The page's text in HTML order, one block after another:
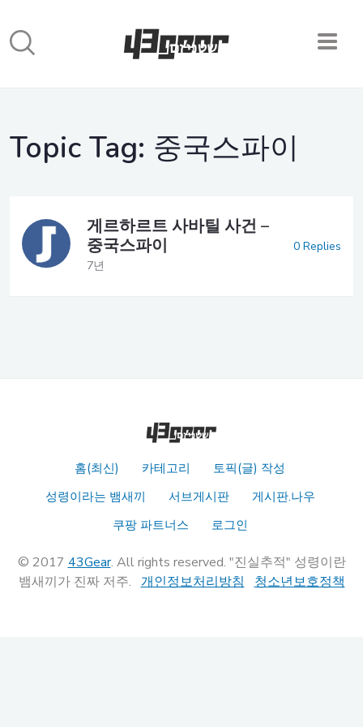
Topic Tag: 중국스파이
게르하르트 사바틸 사건 –
중국스파이
7년
0 Replies
홈(최신) 카테고리
토픽(글) 작성
성령이라는 뱀새끼
서브게시판
게시판.나우
쿠팡 파트너스
로그인
© 2017 43Gear. All rights reserved. "진실추적" 성령이란
뱀새끼가 진짜 저주. 개인정보처리방침 청소년보호정책